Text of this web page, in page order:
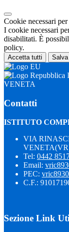
Cookie necessari
I cookie necessari
disabilitati. È
policy.
Accetta tutti
VENETA
Contatti
ISTITUTO
VIA
Tel: 0442
Email:
PEC:
C.F.:
Sezione Link